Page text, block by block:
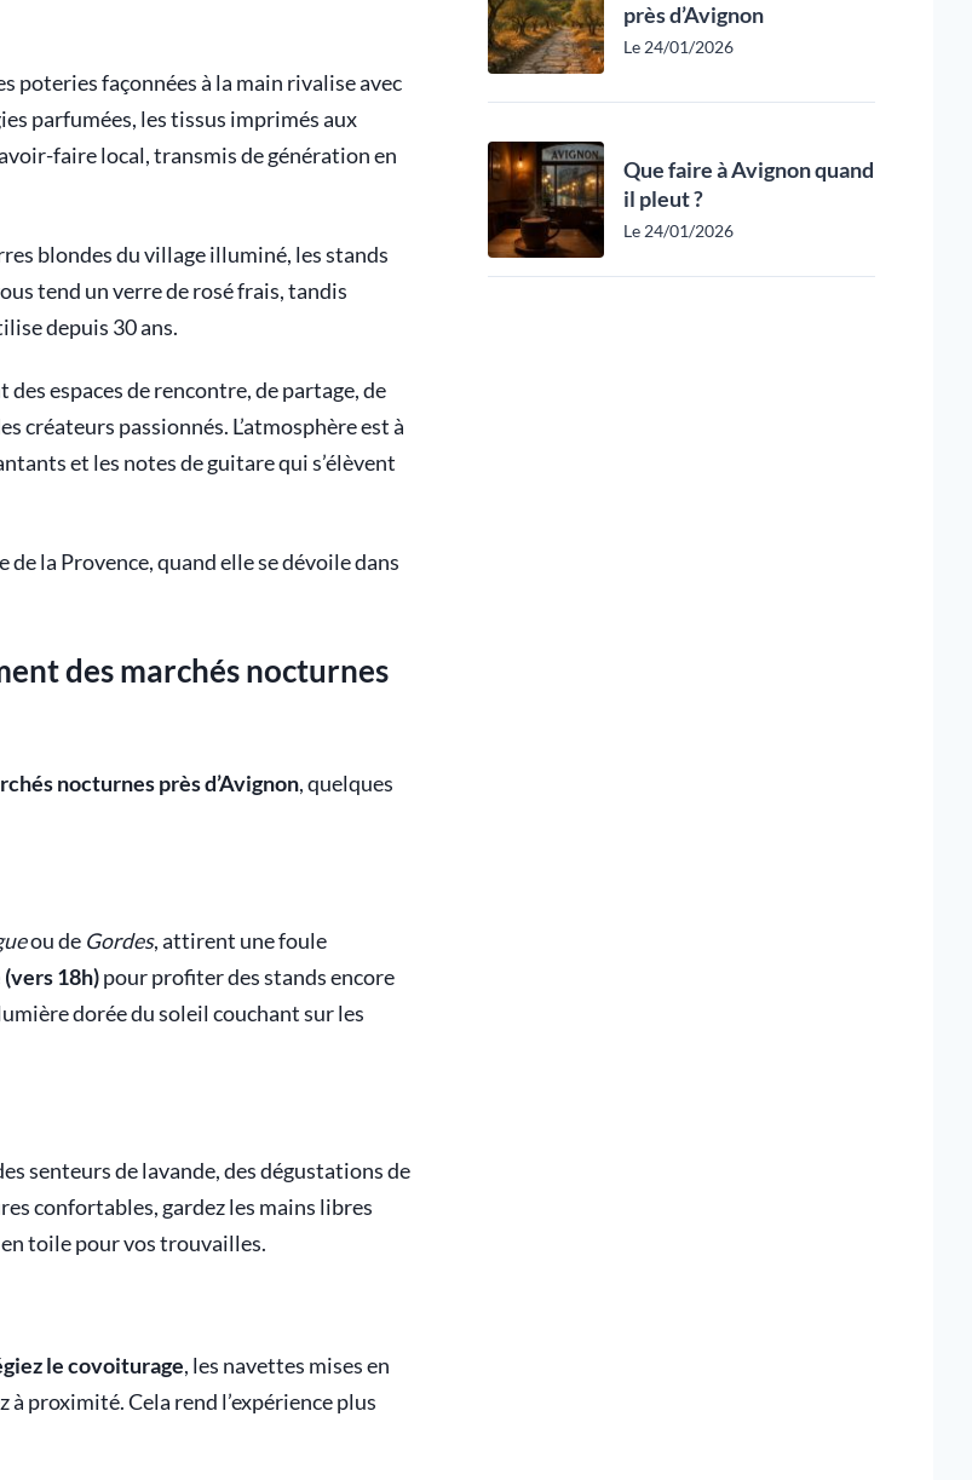
poteries façonnées à la main rivalise avec
parfumées, les tissus imprimés aux
faire local, transmis de génération en
blondes du village illuminé, les stands
tend un verre de rosé frais, tandis
depuis 30 ans.
des espaces de rencontre, de partage, de
créateurs passionnés. L’atmosphère est à
et les notes de guitare qui s’élèvent
de la Provence, quand elle se dévoile dans
des marchés nocturnes
nocturnes près d’Avignon, quelques
ou de Gordes, attirent une foule
18h)pour profiter des stands encore
dorée du soleil couchant sur les
senteurs de lavande, des dégustations de
confortables, gardez les mains libres
toile pour vos trouvailles.
le covoiturage, les navettes mises en
à proximité. Cela rend l’expérience plus
près d’Avignon
Le 24/01/2026
Que faire à Avignon quand
il pleut ?
Le 24/01/2026